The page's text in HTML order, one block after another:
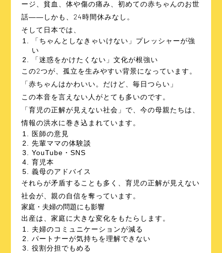
ージ、貧血、体や傷の痛み、初めての赤ちゃんのお世
話――しかも、24時間休みなし。
そして日本では、
「ちゃんとしなきゃいけない」プレッシャーが強
い
「迷惑をかけたくない」文化が根強い
この2つが、孤立を生みやすい背景になっています。
「赤ちゃんはかわいい。だけど、毎日つらい」
この本音を言えない人がとても多いのです。
「育児の正解が見えない社会」で、今の母親たちは、
情報の洪水に巻き込まれています。
医師の意見
先輩ママの体験談
YouTube・SNS
育児本
義母のアドバイス
それらが矛盾することも多く、育児の正解が見えない
社会が、親の自信を奪っています。
家庭・夫婦の問題にも影響
出産は、家庭に大きな変化をもたらします。
夫婦のコミュニケーションが減る
パートナーが気持ちを理解できない
役割分担でもめる